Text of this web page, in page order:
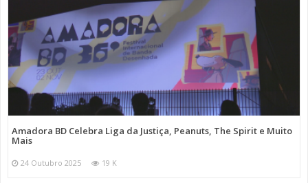
Amadora BD Celebra Liga da Justiça, Peanuts, The Spirit e Muito
Mais
24 Outubro 2025 19 K